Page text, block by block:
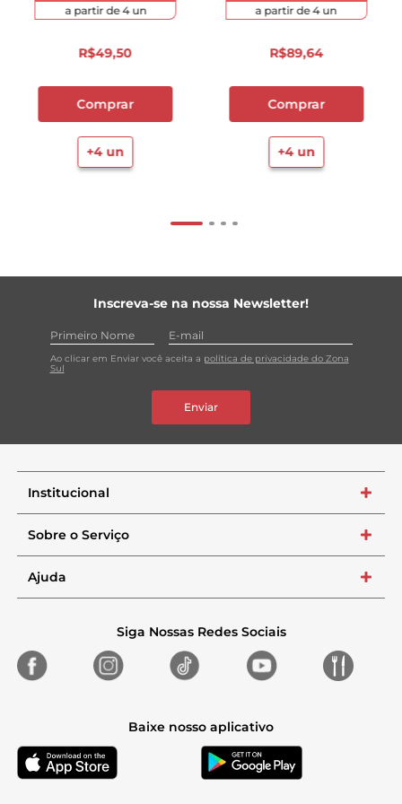
a partir de4un
R$49,50
Comprar
+4un
a partir de4un
R$89,64
Comprar
+4un
Inscreva-se na nossa Newsletter!
Ao clicar em Enviar você aceita a política de privacidade do Zona
Sul
Enviar
Institucional +
Sobre o Serviço +
Ajuda +
Siga Nossas Redes Sociais
Baixe nosso aplicativo